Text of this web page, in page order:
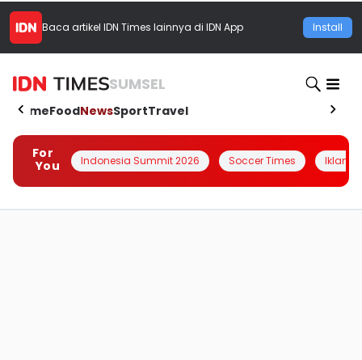
Baca artikel IDN Times lainnya di IDN App Install
SUMSEL
HomeFoodNewsSportTravel
For
You
Indonesia Summit 2026 Soccer Times Iklanin